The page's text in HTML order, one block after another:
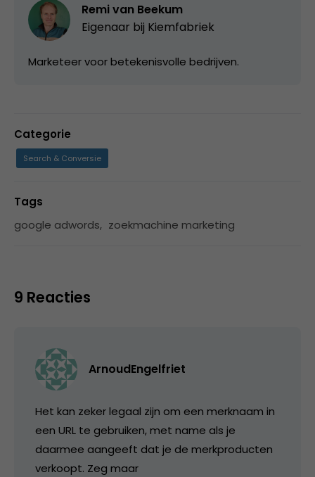
Remi van Beekum
Eigenaar bij Kiemfabriek
Marketeer voor betekenisvolle bedrijven.
Categorie
Search & Conversie
Tags
google adwords, zoekmachine marketing
9 Reacties
ArnoudEngelfriet
Het kan zeker legaal zijn om een merknaam in
een URL te gebruiken, met name als je
daarmee aangeeft dat je de merkproducten
verkoopt. Zeg maar